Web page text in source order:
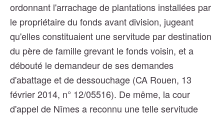
ordonnant l'arrachage de plantations installées par
le propriétaire du fonds avant division, jugeant
qu'elles constituaient une servitude par destination
du père de famille grevant le fonds voisin, et a
débouté le demandeur de ses demandes
d'abattage et de dessouchage (CA Rouen, 13
février 2014, n° 12/05516). De même, la cour
d'appel de Nîmes a reconnu une telle servitude